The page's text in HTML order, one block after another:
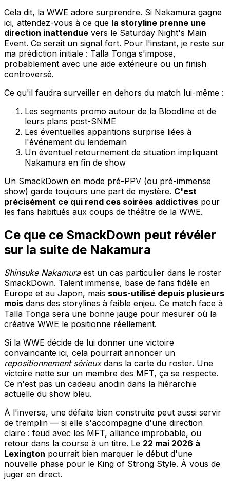
Cela dit, la WWE adore surprendre. Si Nakamura gagne
ici, attendez-vous à ce que la storyline prenne une
direction inattendue vers le Saturday Night's Main
Event. Ce serait un signal fort. Pour l'instant, je reste sur
ma prédiction initiale : Talla Tonga s'impose,
probablement avec une aide extérieure ou un finish
controversé.
Ce qu'il faudra surveiller en dehors du match lui-même :
Les segments promo autour de la Bloodline et de
leurs plans post-SNME
Les éventuelles apparitions surprise liées à
l'événement du lendemain
Un éventuel retournement de situation impliquant
Nakamura en fin de show
Un SmackDown en mode pré-PPV (ou pré-immense
show) garde toujours une part de mystère. C'est
précisément ce qui rend ces soirées addictives pour
les fans habitués aux coups de théâtre de la WWE.
Ce que ce SmackDown peut révéler
sur la suite de Nakamura
Shinsuke Nakamuraest un cas particulier dans le roster
SmackDown. Talent immense, base de fans fidèle en
Europe et au Japon, mais sous-utilisé depuis plusieurs
mois dans des storylines à faible enjeu. Ce match face à
Talla Tonga sera une bonne jauge pour mesurer où la
créative WWE le positionne réellement.
Si la WWE décide de lui donner une victoire
convaincante ici, cela pourrait annoncer un
repositionnement sérieuxdans la carte du roster. Une
victoire nette sur un membre des MFT, ça se respecte.
Ce n'est pas un cadeau anodin dans la hiérarchie
actuelle du show bleu.
À l'inverse, une défaite bien construite peut aussi servir
de tremplin — si elle s'accompagne d'une direction
claire : feud avec les MFT, alliance improbable, ou
retour dans la course à un titre. Le 22 mai 2026 à
Lexington pourrait bien marquer le début d'une
nouvelle phase pour le King of Strong Style. À vous de
juger en direct.